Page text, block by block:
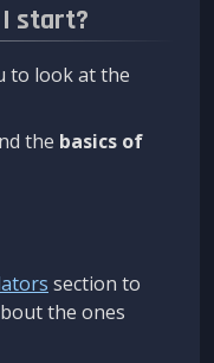
I start?
to look at the
the basics of
section to
the ones